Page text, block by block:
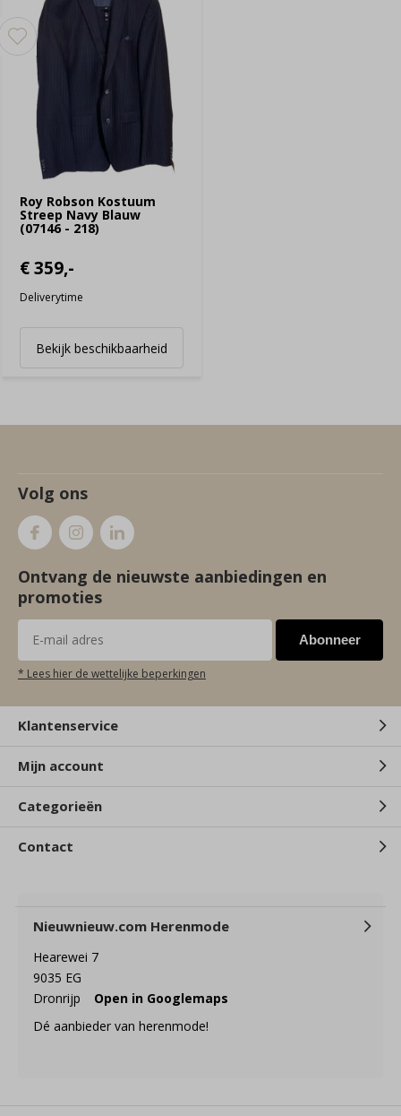
Roy Robson Kostuum
Streep Navy Blauw
(07146 - 218)
€ 359,-
Deliverytime
Bekijk beschikbaarheid
Volg ons
Ontvang de nieuwste aanbiedingen en
promoties
Abonneer
* Lees hier de wettelijke beperkingen
Klantenservice
Mijn account
Categorieën
Contact
Nieuwnieuw.com Herenmode
Hearewei 7
9035 EG
Dronrijp
Open in Googlemaps
Dé aanbieder van herenmode!